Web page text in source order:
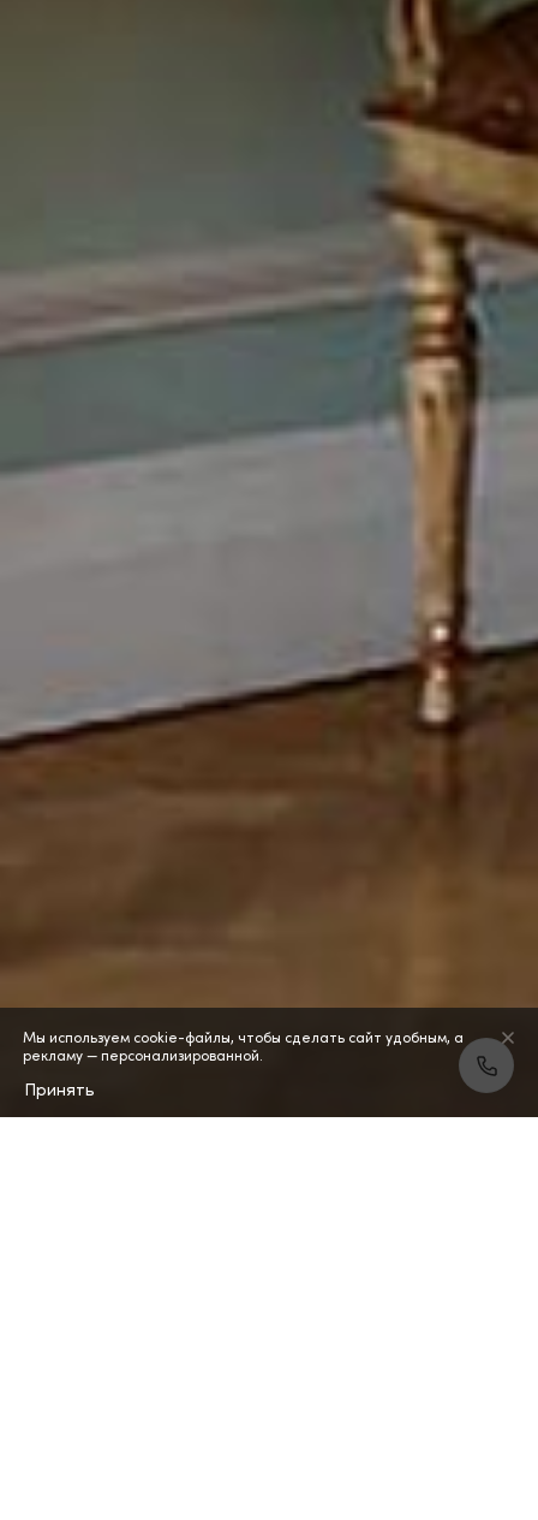
Мы используем cookie-файлы, чтобы сделать сайт удобным, а
рекламу — персонализированной.
Принять